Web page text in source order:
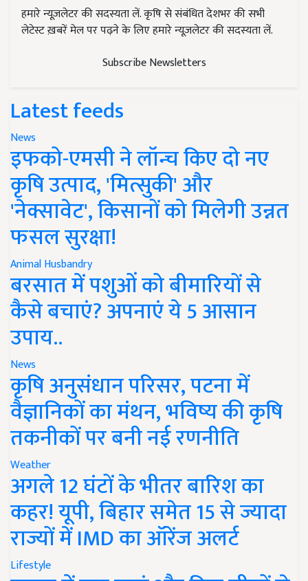
हमारे न्यूज़लेटर की सदस्यता लें. कृषि से संबंधित देशभर की सभी
लेटेस्ट ख़बरें मेल पर पढ़ने के लिए हमारे न्यूज़लेटर की सदस्यता लें.
Subscribe Newsletters
Latest feeds
News
इफको-एमसी ने लॉन्च किए दो नए
कृषि उत्पाद, 'मित्सुकी' और
'नेक्सावेट', किसानों को मिलेगी उन्नत
फसल सुरक्षा!
Animal Husbandry
बरसात में पशुओं को बीमारियों से
कैसे बचाएं? अपनाएं ये 5 आसान
उपाय..
News
कृषि अनुसंधान परिसर, पटना में
वैज्ञानिकों का मंथन, भविष्य की कृषि
तकनीकों पर बनी नई रणनीति
Weather
अगले 12 घंटों के भीतर बारिश का
कहर! यूपी, बिहार समेत 15 से ज्यादा
राज्यों में IMD का ऑरेंज अलर्ट
Lifestyle